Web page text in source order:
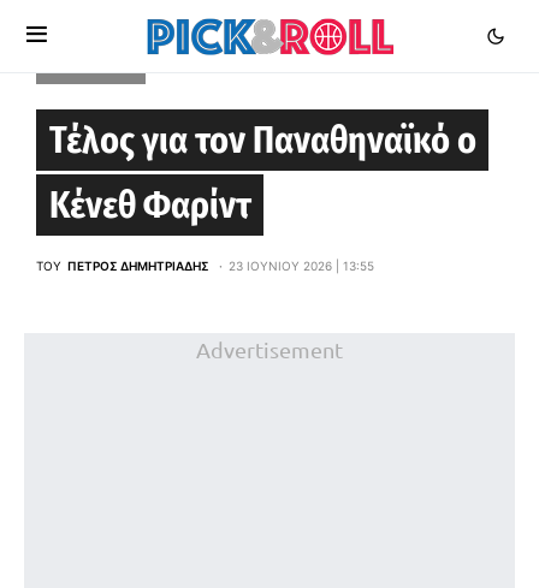
Τέλος για τον Παναθηναϊκό ο
Κένεθ Φαρίντ
ΤΟΥ ΠΈΤΡΟΣ ΔΗΜΗΤΡΙΆΔΗΣ 23 ΙΟΥΝΊΟΥ 2026 | 13:55
Advertisement